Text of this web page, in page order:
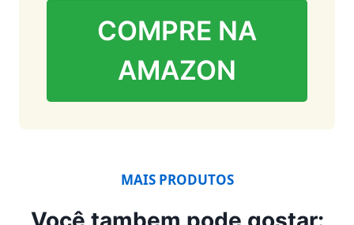
COMPRE NA
AMAZON
MAIS PRODUTOS